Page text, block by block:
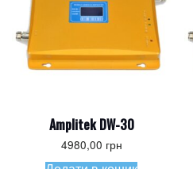
Amplitek DW-30
4980,00 грн